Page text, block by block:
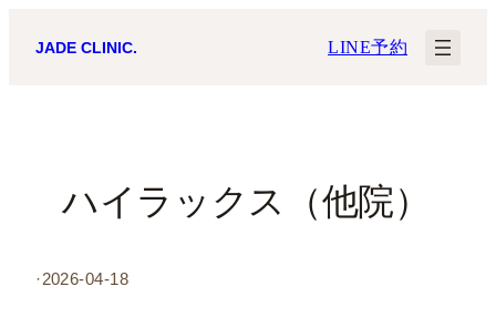
JADE CLINIC. LINE予約
ハイラックス（他院）
·2026-04-18